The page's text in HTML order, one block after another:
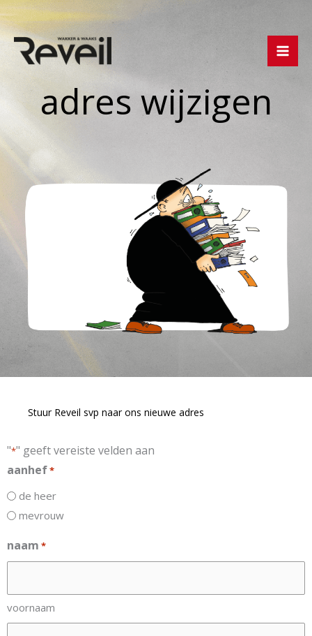
Ga
naar
inhoud
adres wijzigen
Stuur Reveil svp naar ons nieuwe adres
"*" geeft vereiste velden aan
aanhef*
de heer
mevrouw
naam *
voornaam